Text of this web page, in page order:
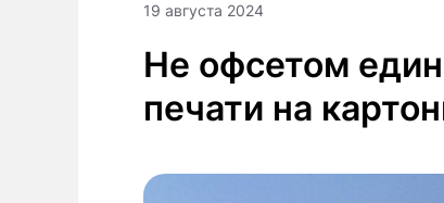
19 августа 2024
Не офсетом
печати на